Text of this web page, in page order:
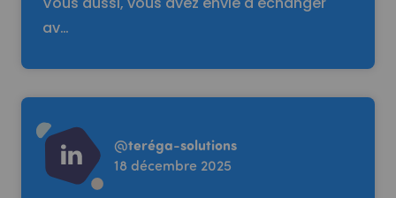
av…
Read more
@teréga-solutions
18 décembre 2025